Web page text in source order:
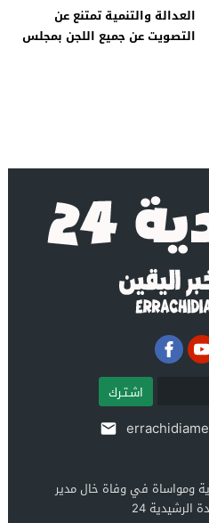
العدالة والتنمية تمتنع عن
التصويت عن جميع اللجن بمجلس
اشـتـرك
ومواساة في وفاة خال مدير
الرشيدية 24